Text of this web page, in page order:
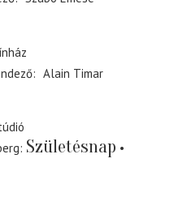
Alain Timar
Születésnap